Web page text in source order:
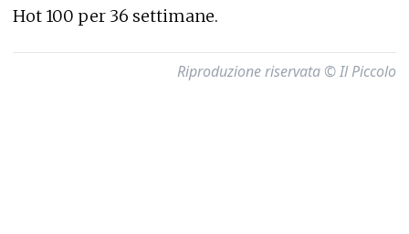
Hot 100 per 36 settimane.
Riproduzione riservata © Il Piccolo